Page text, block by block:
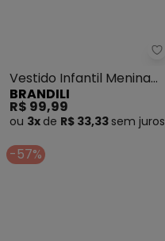
Vestido Infantil Menina
em Meia Malha (Rosa)
BRANDILI
R$ 99,99
ou 3x de R$ 33,33 semjuros
-57%